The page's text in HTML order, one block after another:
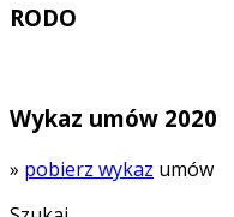
RODO
Wykaz umów 2020
» pobierz wykaz umów